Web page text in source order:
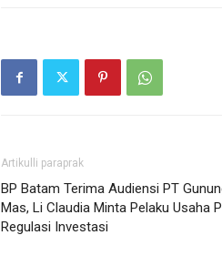
Artikulli paraprak
BP Batam Terima Audiensi PT
Mas, Li Claudia Minta Pelaku Usaha
Regulasi Investasi